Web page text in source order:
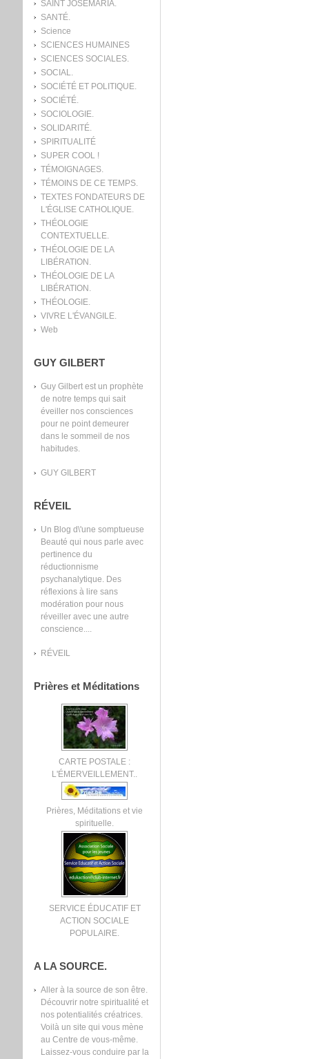
SAINT JOSÉMARIA.
SANTÉ.
Science
SCIENCES HUMAINES
SCIENCES SOCIALES.
SOCIAL.
SOCIÉTÉ ET POLITIQUE.
SOCIÉTÉ.
SOCIOLOGIE.
SOLIDARITÉ.
SPIRITUALITÉ
SUPER COOL !
TÉMOIGNAGES.
TÉMOINS DE CE TEMPS.
TEXTES FONDATEURS DE
L'ÉGLISE CATHOLIQUE.
THÉOLOGIE
CONTEXTUELLE.
THÉOLOGIE DE LA
LIBÉRATION.
THÉOLOGIE DE LA
LIBÉRATION.
THÉOLOGIE.
VIVRE L'ÉVANGILE.
Web
GUY GILBERT
Guy Gilbert est un prophète
de notre temps qui sait
éveiller nos consciences
pour ne point demeurer
dans le sommeil de nos
habitudes.
GUY GILBERT
RÉVEIL
Un Blog d\'une somptueuse
Beauté qui nous parle avec
pertinence du
réductionnisme
psychanalytique. Des
réflexions à lire sans
modération pour nous
réveiller avec une autre
conscience....
RÉVEIL
Prières et Méditations
CARTE POSTALE :
L'ÉMERVEILLEMENT..
Prières, Méditations et vie
spirituelle.
SERVICE ÉDUCATIF ET
ACTION SOCIALE
POPULAIRE.
A LA SOURCE.
Aller à la source de son être.
Découvrir notre spiritualité et
nos potentialités créatrices.
Voilà un site qui vous mène
au Centre de vous-même.
Laissez-vous conduire par la